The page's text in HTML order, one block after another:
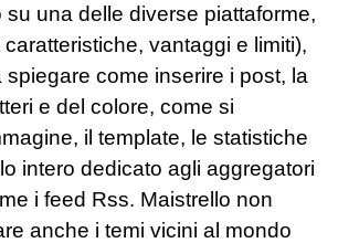
una delle diverse piattaforme,
vantaggi e limiti),
spiegare come inserire i post, la
e del colore, come si
il template, le statistiche
intero dedicato agli aggregatori
i feed Rss. Maistrello non
anche i temi vicini al mondo